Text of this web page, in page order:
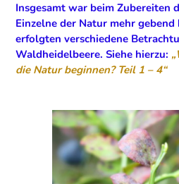
Insgesamt war beim Zubereiten
Einzelne der Natur mehr gebend
erfolgten verschiedene
Waldheidelbeere. Siehe hierzu:
die Natur beginnen? Teil 1 – 4“